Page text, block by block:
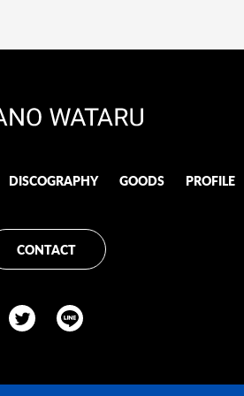
DISCOGRAPHY GOODS PROFILE
CONTACT